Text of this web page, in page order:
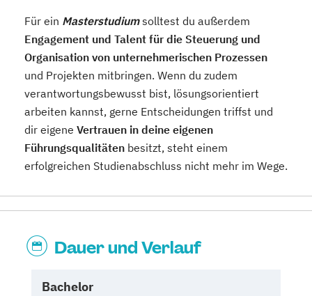
Für ein Masterstudiumsolltest du außerdem
Engagement und Talent für die Steuerung und
Organisation von unternehmerischen Prozessen
und Projekten mitbringen. Wenn du zudem
verantwortungsbewusst bist, lösungsorientiert
arbeiten kannst, gerne Entscheidungen triffst und
dir eigene Vertrauen in deine eigenen
Führungsqualitäten besitzt, steht einem
erfolgreichen Studienabschluss nicht mehr im Wege.
Dauer und Verlauf
Bachelor